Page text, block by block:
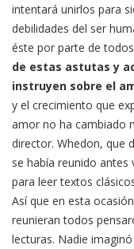
intentará unirlos para
debilidades del ser
éste por parte de
de estas astutas y
instruyen sobre el
y el crecimiento que
amor no ha cambiado
director. Whedon, que
se había reunido
para leer textos
Así que en esta
reunieran todos
lecturas. Nadie